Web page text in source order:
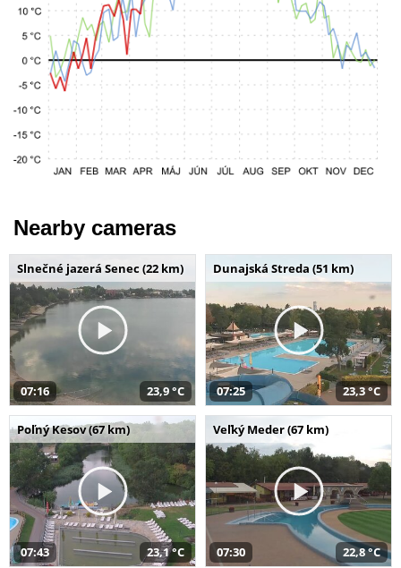
Nearby cameras
Slnečné jazerá Senec (22 km)
07:16 23,9 °C
Dunajská Streda (51 km)
07:25 23,3 °C
Poľný Kesov (67 km)
07:43 23,1 °C
Veľký Meder (67 km)
07:30 22,8 °C